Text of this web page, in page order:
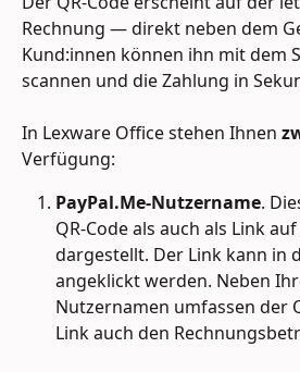
Rechnung — direkt neben dem
Kund:innen können ihn mit dem
scannen und die Zahlung in
In Lexware Office stehen Ihnen
Verfügung:
PayPal.Me-Nutzername.
QR-Code als auch als Link
dargestellt. Der Link kann in
angeklickt werden. Neben
Nutzernamen umfassen der
Link auch den